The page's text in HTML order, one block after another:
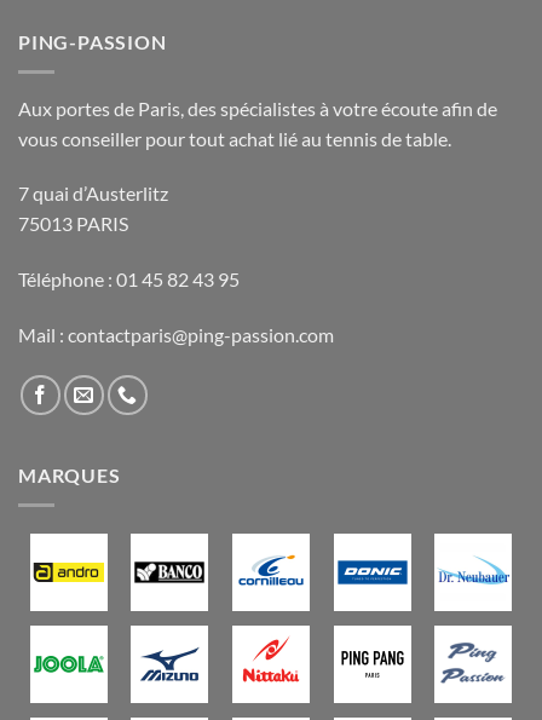
PING-PASSION
Aux portes de Paris, des spécialistes à votre écoute afin de
vous conseiller pour tout achat lié au tennis de table.
7 quai d’Austerlitz
75013 PARIS
Téléphone : 01 45 82 43 95
Mail : contactparis@ping-passion.com
MARQUES